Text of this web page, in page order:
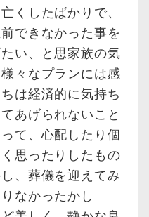
くしたばかりで、
できなかった事を
い、と思家族の気
々なプランには感
は経済的に気持ち
あげられないこと
て、心配したり個
思ったりしたもの
、葬儀を迎えてみ
なかったかし